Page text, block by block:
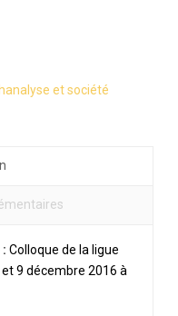
et société
Colloque de la ligue
9 décembre 2016 à